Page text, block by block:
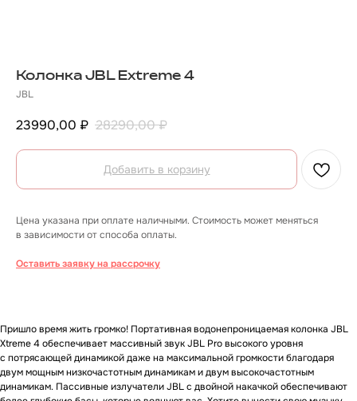
Колонка JBL Extreme 4
JBL
23990,00 ₽ 28290,00₽
Добавить в корзину
Цена указана при оплате наличными. Стоимость может меняться
в зависимости от способа оплаты.
Оставить заявку на рассрочку
Пришло время жить громко! Портативная водонепроницаемая колонка JBL
Xtreme 4 обеспечивает массивный звук JBL Pro высокого уровня
с потрясающей динамикой даже на максимальной громкости благодаря
двум мощным низкочастотным динамикам и двум высокочастотным
динамикам. Пассивные излучатели JBL с двойной накачкой обеспечивают